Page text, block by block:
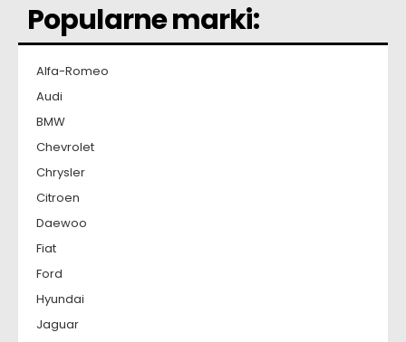
Popularne marki:
Alfa-Romeo
Audi
BMW
Chevrolet
Chrysler
Citroen
Daewoo
Fiat
Ford
Hyundai
Jaguar